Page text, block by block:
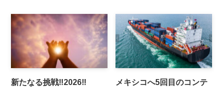
新たなる挑戦‼️2026‼️
メキシコへ5回目のコンテ